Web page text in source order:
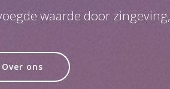
waarde door zingeving,
Over ons